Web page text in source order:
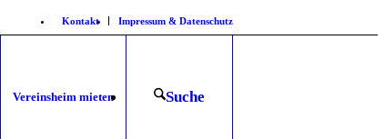
Kontakt Impressum & Datenschutz
Vereinsheim mieten Suche